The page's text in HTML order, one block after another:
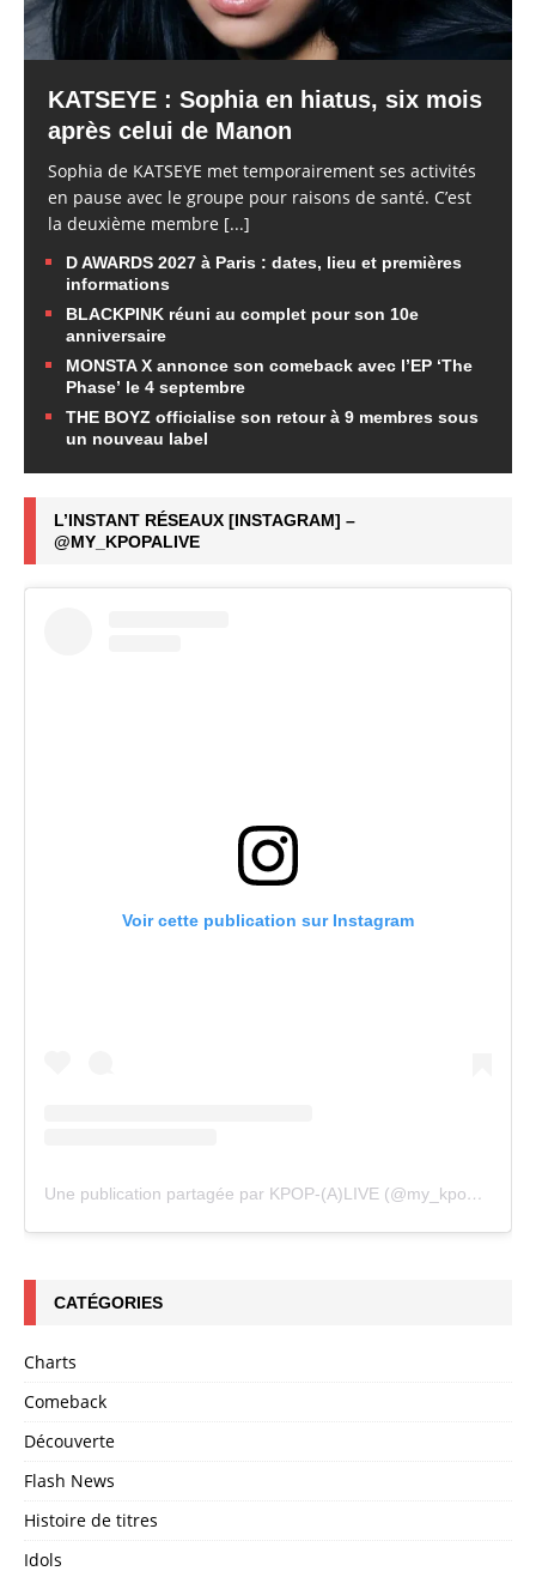
KATSEYE : Sophia en hiatus, six mois
après celui de Manon
Sophia de KATSEYE met temporairement ses activités
en pause avec le groupe pour raisons de santé. C’est
la deuxième membre [...]
D AWARDS 2027 à Paris : dates, lieu et premières
informations
BLACKPINK réuni au complet pour son 10e
anniversaire
MONSTA X annonce son comeback avec l’EP ‘The
Phase’ le 4 septembre
THE BOYZ officialise son retour à 9 membres sous
un nouveau label
L’INSTANT RÉSEAUX [INSTAGRAM] –
@MY_KPOPALIVE
Voir cette publication sur Instagram
Une publication partagée par KPOP-(A)LIVE (@my_kpopalive)
CATÉGORIES
Charts
Comeback
Découverte
Flash News
Histoire de titres
Idols